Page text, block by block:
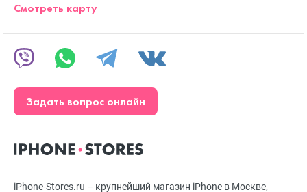
iPhone-Stores.ru – крупнейший магазин iPhone в Москве,
Смотреть карту
Задать вопрос онлайн